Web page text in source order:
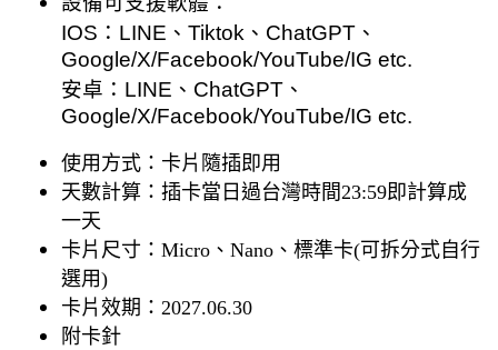
IOS：LINE、Tiktok、ChatGPT、
Google/X/Facebook/YouTube/IG etc.
安卓：LINE、ChatGPT、
Google/X/Facebook/YouTube/IG etc.
使用方式：卡片隨插即用
天數計算：插卡當日過台灣時間23:59即計算成
一天
卡片尺寸： Micro 、 Nano 、標準卡(可拆分式自行
選用)
卡片效期： 2027.06.30
附卡針